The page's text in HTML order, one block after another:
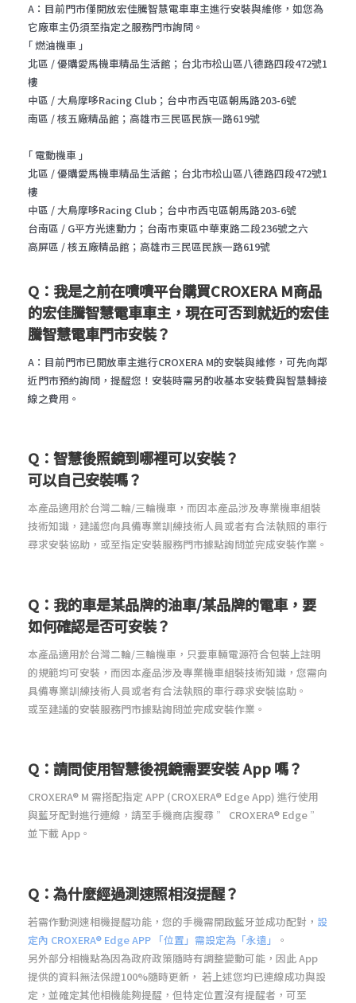
A：目前門市僅開放宏佳騰智慧電車車主進行安裝與維修，如您為
它廠車主仍須至指定之服務門市詢問。
｢ 燃油機車 ｣
北區 /優購愛馬機車精品生活館；台北市松山區八德路四段472號1
樓
中區 /大鳥摩哆Racing Club；台中市西屯區朝馬路203-6號
南區 /核五廠精品館；高雄市三民區民族一路619號
｢ 電動機車 ｣
北區 /優購愛馬機車精品生活館；台北市松山區八德路四段472號1
樓
中區 /大鳥摩哆Racing Club；台中市西屯區朝馬路203-6號
台南區 / G平方光速動力；台南市東區中華東路二段236號之六
高屏區 /核五廠精品館；高雄市三民區民族一路619號
Q：我是之前在嘖嘖平台購買CROXERA M商品
的宏佳騰智慧電車車主，現在可否到就近的宏佳
騰智慧電車門市安裝？
A：目前門市已開放車主進行CROXERA M的安裝與維修，可先向鄰
近門市預約詢問，提醒您！安裝時需另酌收基本安裝費與智慧轉接
線之費用。
Q：智慧後照鏡到哪裡可以安裝？
可以自己安裝嗎？
本產品適用於台灣二輪/三輪機車 ， 而因本產品涉及專業機車組裝
技術知識， 建議您向具備專業訓練技術人員或者有合法執照的車行
尋求安裝協助， 或至指定安裝服務門市據點詢問並完成安裝作業。
Q：我的車是某品牌的油車/某品牌的電車，要
如何確認是否可安裝？
本產品適用於台灣二輪/三輪機車 ， 只要車輛電源符合包裝上註明
的規範均可安裝 ， 而因本產品涉及專業機車組裝技術知識， 您需向
具備專業訓練技術人員或者有合法執照的車行尋求安裝協助。
或至建議的安裝服務門市據點詢問並完成安裝作業。
Q：請問使用智慧後視鏡需要安裝 App 嗎？
CROXERA® M 需搭配指定 APP (CROXERA® Edge App) 進行使用
與藍牙配對進行連線，請至手機商店搜尋 ” CROXERA® Edge ”
並下載 App。
Q：為什麼經過測速照相沒提醒？
若需作動測速相機提醒功能， 您的手機需開啟藍牙並成功配對 ， 設
定內 CROXERA® Edge APP 「位置」需設定為「永遠」
。
另外部分相機點為因為政府政策隨時有調整變動可能， 因此 App
提供的資料無法保證100%隨時更新， 若上述您均已連線成功與設
定 ， 並確定其他相機能夠提醒，但特定位置沒有提醒者 ， 可至